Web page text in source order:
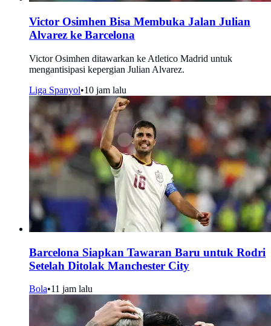
Victor Osimhen Bisa Membuka Jalan Julian
Alvarez ke Barcelona
Victor Osimhen ditawarkan ke Atletico Madrid untuk
mengantisipasi kepergian Julian Alvarez.
Liga Spanyol•10 jam lalu
Barcelona Siapkan Tawaran Baru untuk Rodri
Setelah Ditolak Manchester City
Bola•11 jam lalu